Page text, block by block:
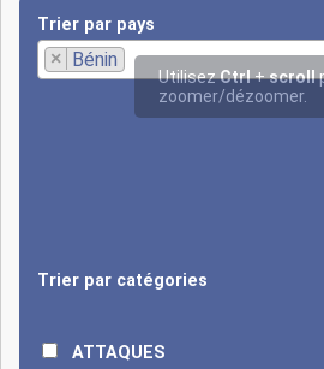
contre les
sécurité. Le 8
2025, une
fait entre 28 et
Trier par pays
× Bénin
Trier par catégories
ATTAQUES